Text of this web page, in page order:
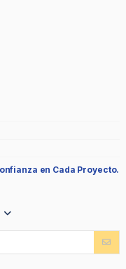
en Cada Proyecto.